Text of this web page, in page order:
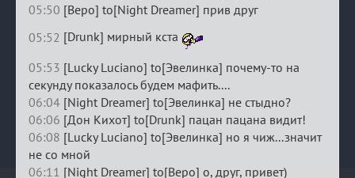
05:50 [Веро] to[Night Dreamer] прив друг
05:52 [Drunk] мирный кста
05:53 [Lucky Luciano] to[Эвелинка] почему-то на
секунду показалось будем мафить....
06:04 [Night Dreamer] to[Эвелинка] не стыдно?
06:06 [Дон Кихот] to[Drunk] пацан пацана видит!
06:08 [Lucky Luciano] to[Эвелинка] но я чиж...значит
не со мной
06:11 [Night Dreamer] to[Веро] о, друг, привет)